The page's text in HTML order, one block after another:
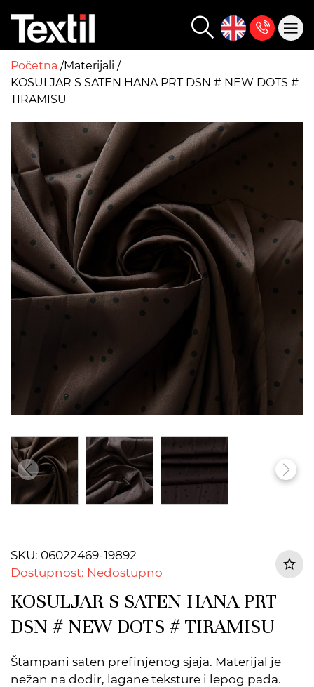
Početna Materijali
KOSULJAR S SATEN HANA PRT DSN # NEW DOTS #
TIRAMISU
SKU: 06022469-19892
Dostupnost: Nedostupno
KOSULJAR S SATEN HANA PRT
DSN # NEW DOTS # TIRAMISU
Štampani saten prefinjenog sjaja. Materijal je
nežan na dodir, lagane teksture i lepog pada.